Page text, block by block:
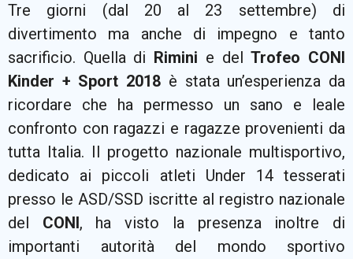
Tre giorni (dal 20 al 23 settembre) di
divertimento ma anche di impegno e tanto
sacrificio. Quella di Rimini e delTrofeo CONI
Kinder + Sport 2018 è stata un’esperienza da
ricordare che ha permesso un sano e leale
confronto con ragazzi e ragazze provenienti da
tutta Italia. Il progetto nazionale multisportivo,
dedicato ai piccoli atleti Under 14 tesserati
presso le ASD/SSD iscritte al registro nazionale
del CONI, ha visto la presenza inoltre di
importanti autorità del mondo sportivo